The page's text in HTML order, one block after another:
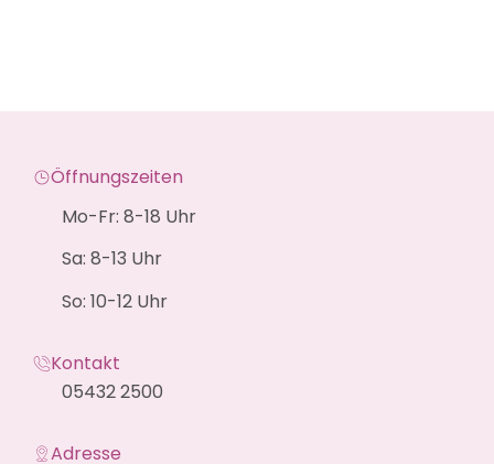
Öffnungszeiten
Mo-Fr: 8-18 Uhr
Sa: 8-13 Uhr
So: 10-12 Uhr
Kontakt
05432 2500
Adresse